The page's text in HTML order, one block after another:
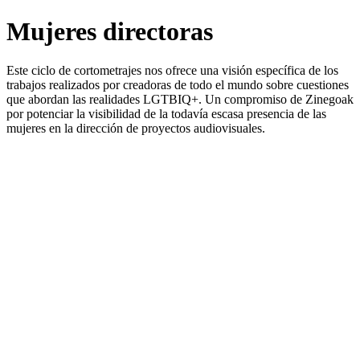
Mujeres directoras
Este ciclo de cortometrajes nos ofrece una visión específica de los
trabajos realizados por creadoras de todo el mundo sobre cuestiones
que abordan las realidades LGTBIQ+. Un compromiso de Zinegoak
por potenciar la visibilidad de la todavía escasa presencia de las
mujeres en la dirección de proyectos audiovisuales.